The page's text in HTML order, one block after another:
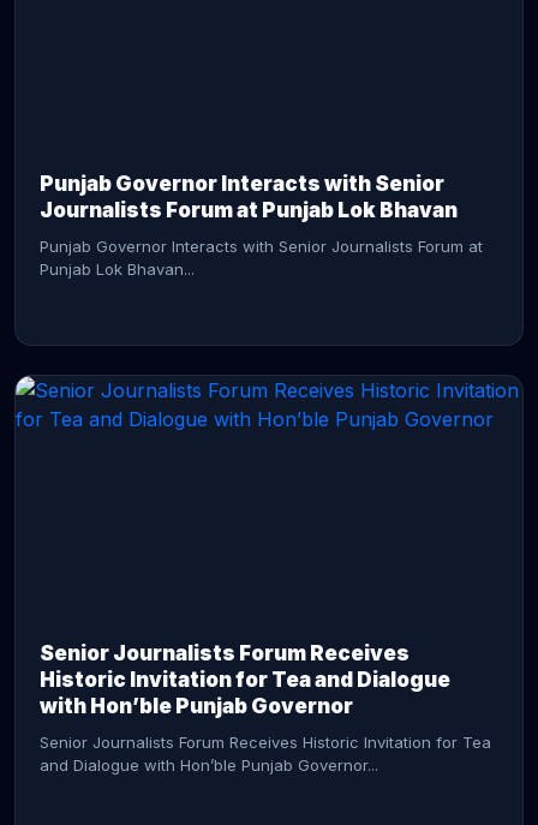
Punjab Governor Interacts with Senior
Journalists Forum at Punjab Lok Bhavan
Punjab Governor Interacts with Senior Journalists Forum at
Punjab Lok Bhavan...
Senior Journalists Forum Receives
Historic Invitation for Tea and Dialogue
with Hon’ble Punjab Governor
Senior Journalists Forum Receives Historic Invitation for Tea
and Dialogue with Hon’ble Punjab Governor...